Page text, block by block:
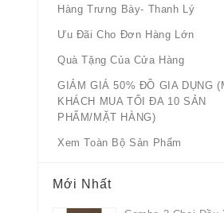
Hàng Trưng Bày- Thanh Lý
Ưu Đãi Cho Đơn Hàng Lớn
Quà Tặng Của Cửa Hàng
GIẢM GIÁ 50% ĐỒ GIA DỤNG
KHÁCH MUA TỐI ĐA 10 SẢN
PHẨM/MẶT HÀNG)
Xem Toàn Bộ Sản Phẩm
Mới Nhất